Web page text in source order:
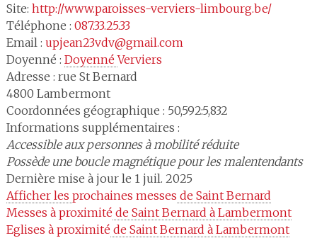
Site: http://www.paroisses-verviers-limbourg.be/
Téléphone : 087.33.25.33
Email : upjean23vdv@gmail.com
Doyenné : Doyenné Verviers
Adresse : rue St Bernard
4800 Lambermont
Coordonnées géographique : 50,592:5,832
Informations supplémentaires :
Accessible aux personnes à mobilité réduite
Possède une boucle magnétique pour les malentendants
Dernière mise à jour le 1 juil. 2025
Afficher les prochaines messes de Saint Bernard
Messes à proximité de Saint Bernard à Lambermont
Eglises à proximité de Saint Bernard à Lambermont